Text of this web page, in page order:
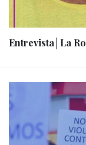
Entrevista│La